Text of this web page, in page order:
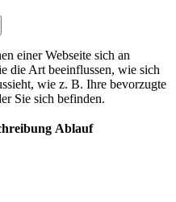
einer Webseite sich an
die Art beeinflussen, wie sich
wie z. B. Ihre bevorzugte
Sie sich befinden.
Ablauf